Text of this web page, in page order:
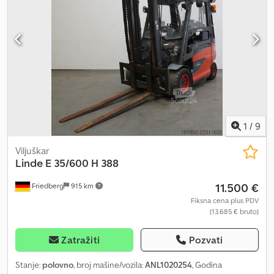
Dsdpjzmkf Uofx Aklock - Kontrola pristupa: PIN kod - Superkomfort
sedište za vozača (presvlaka od tkanine) - Graničnik habanja
viljuški - Jednopedalni pogon - Centralna i kros ručica za
upravljanje - Unutrašnje ogledalo Spafax - Obrnuta LLC kontrola -
Sunđerasto staklo (zavesa protiv sunca) - Pretvarač napona za
bežični prenos podataka - Priključak za terminal u kabini - Kamera
pozadi sa kolor displejem u kabini - LSP 0.6
1 / 9
Friedberg 915 km
Viljuškar
Linde E 35/600 H 388
11.500 €
Fiksna cena plus PDV
(13.685 € bruto)
Zatražiti Pozvati
Stanje: polovno, broj mašine/vozila:ANL1020254, Godina